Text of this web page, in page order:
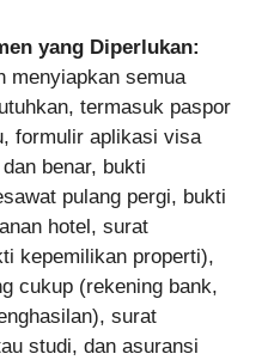
yang Diperlukan:
menyiapkan semua
termasuk paspor
formulir aplikasi visa
benar, bukti
pulang pergi, bukti
hotel, surat
kepemilikan properti),
cukup (rekening bank,
surat
studi, dan asuransi